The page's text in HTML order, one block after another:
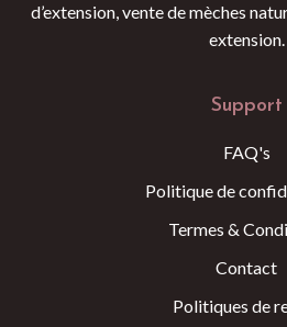
d’extension, vente de mèches
extension.
Support
FAQ's
Politique de
Termes &
Contact
Politiques de